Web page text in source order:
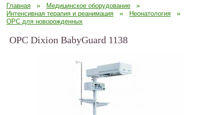
Главная » Медицинское оборудование »
Интенсивная терапия и реанимация » Неонатология »
ОРС для новорожденных
ОРС Dixion BabyGuard 1138